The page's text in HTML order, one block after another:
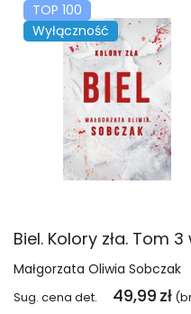
TOP 100
Wyłączność
Małgorzata Oliwia Sobczak
Sug. cena det. 49,99 zł